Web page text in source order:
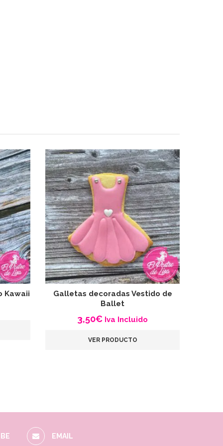
Kawaii
Galletas decoradas Vestido de
Ballet
3,50€ Iva Incluido
VER PRODUCTO
EMAIL